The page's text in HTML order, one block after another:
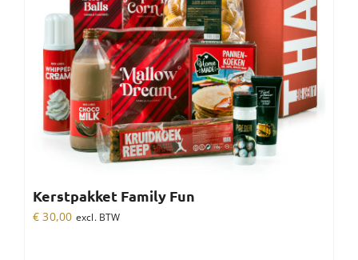
Kerstpakket Family Fun
€ 30,00 excl. BTW